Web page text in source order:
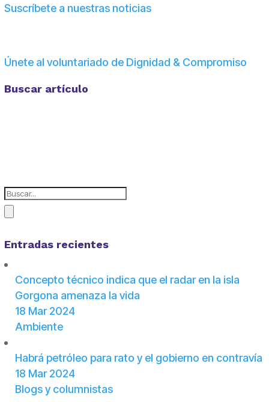
Suscríbete a nuestras noticias
Únete al voluntariado de Dignidad & Compromiso
Buscar artículo
Entradas recientes
Concepto técnico indica que el radar en la isla
Gorgona amenaza la vida
18 Mar 2024
Ambiente
Habrá petróleo para rato y el gobierno en contravía
18 Mar 2024
Blogs y columnistas